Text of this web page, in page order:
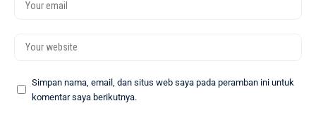
Simpan nama, email, dan situs web saya pada peramban ini untuk
komentar saya berikutnya.